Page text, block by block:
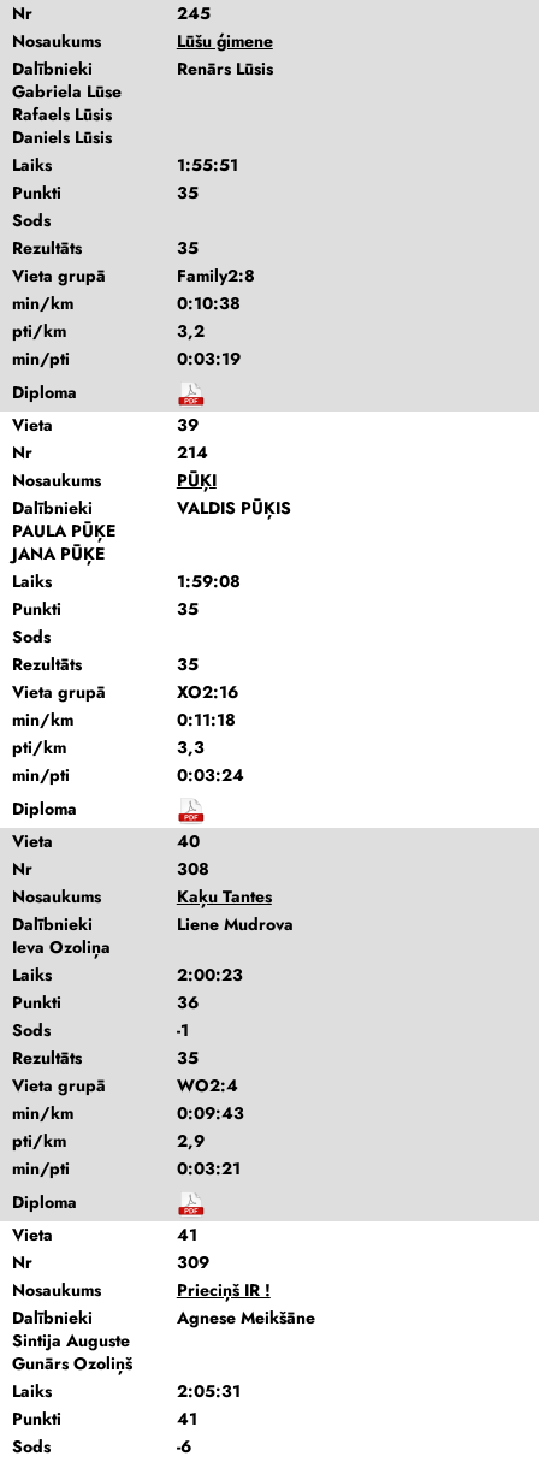
Nr
245
Nosaukums
Lūšu ģimene
Dalībnieki
Renārs Lūsis
Gabriela Lūse
Rafaels Lūsis
Daniels Lūsis
Laiks
1:55:51
Punkti
35
Sods
Rezultāts
35
Vieta grupā
Family2:8
min/km
0:10:38
pti/km
3,2
min/pti
0:03:19
Diploma
Vieta
39
Nr
214
Nosaukums
PŪĶI
Dalībnieki
VALDIS PŪĶIS
PAULA PŪĶE
JANA PŪĶE
Laiks
1:59:08
Punkti
35
Sods
Rezultāts
35
Vieta grupā
XO2:16
min/km
0:11:18
pti/km
3,3
min/pti
0:03:24
Diploma
Vieta
40
Nr
308
Nosaukums
Kaķu Tantes
Dalībnieki
Liene Mudrova
Ieva Ozoliņa
Laiks
2:00:23
Punkti
36
Sods
-1
Rezultāts
35
Vieta grupā
WO2:4
min/km
0:09:43
pti/km
2,9
min/pti
0:03:21
Diploma
Vieta
41
Nr
309
Nosaukums
Prieciņš IR !
Dalībnieki
Agnese Meikšāne
Sintija Auguste
Gunārs Ozoliņš
Laiks
2:05:31
Punkti
41
Sods
-6